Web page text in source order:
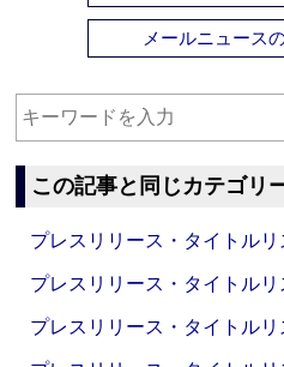
メールニュース
この記事と同じカテゴリ
プレスリリース・タイトル
プレスリリース・タイトル
プレスリリース・タイトル